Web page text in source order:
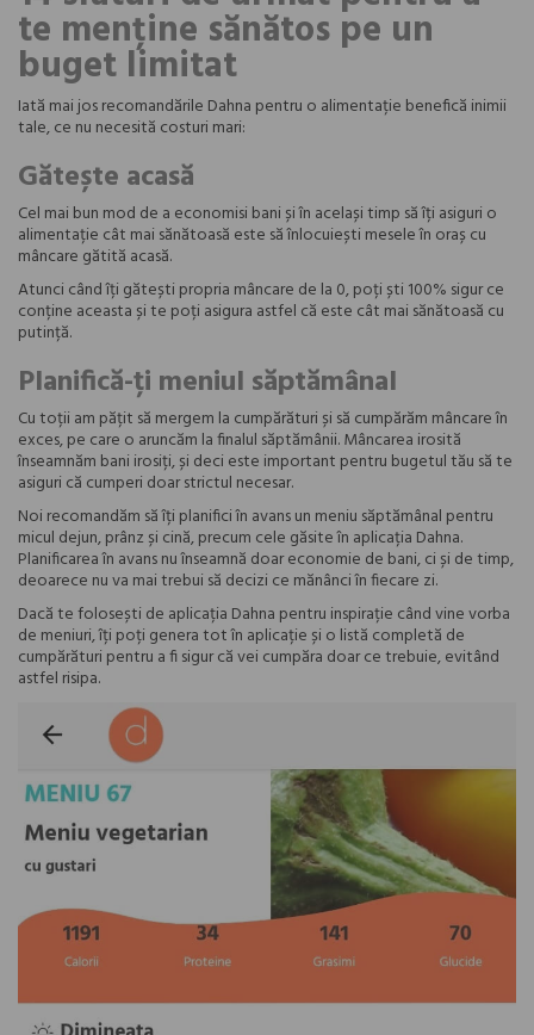
te menține sănătos pe un
buget limitat
Iată mai jos recomandările Dahna pentru o alimentație benefică inimii
tale, ce nu necesită costuri mari:
Gătește acasă
Cel mai bun mod de a economisi bani și în același timp să îți asiguri o
alimentație cât mai sănătoasă este să înlocuiești mesele în oraș cu
mâncare gătită acasă.
Atunci când îți gătești propria mâncare de la 0, poți ști 100% sigur ce
conține aceasta și te poți asigura astfel că este cât mai sănătoasă cu
putință.
Planifică-ți meniul săptămânal
Cu toții am pățit să mergem la cumpărături și să cumpărăm mâncare în
exces, pe care o aruncăm la finalul săptămânii. Mâncarea irosită
înseamnăm bani irosiți, și deci este important pentru bugetul tău să te
asiguri că cumperi doar strictul necesar.
Noi recomandăm să îți planifici în avans un meniu săptămânal pentru
micul dejun, prânz și cină, precum cele găsite în aplicația Dahna.
Planificarea în avans nu înseamnă doar economie de bani, ci și de timp,
deoarece nu va mai trebui să decizi ce mănânci în fiecare zi.
Dacă te folosești de aplicația Dahna pentru inspirație când vine vorba
de meniuri, îți poți genera tot în aplicație și o listă completă de
cumpărături pentru a fi sigur că vei cumpăra doar ce trebuie, evitând
astfel risipa.